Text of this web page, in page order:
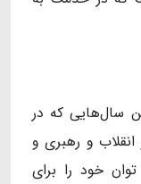
سال‌هایی که در
و رهبری و
خود را برای